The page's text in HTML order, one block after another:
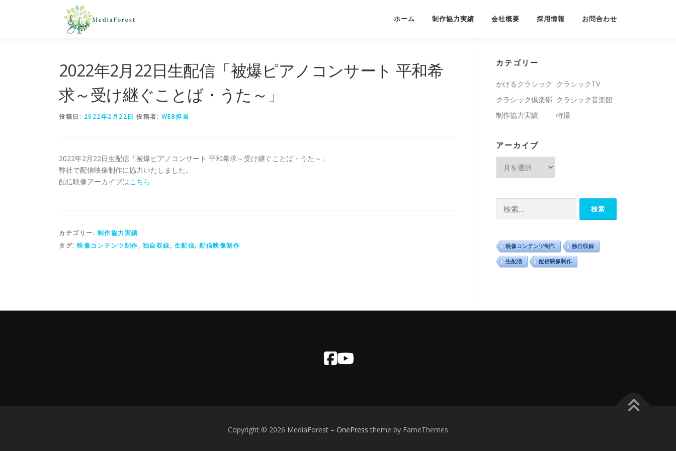
ン
ホーム 制作協力実績 会社概要 採用情報 お問合わせ
2022年2月22日生配信「被爆ピアノコンサート 平和希
求～受け継ぐことば・うた～」
投稿日: 2022年2月22日 投稿者: WEB担当
2022年2月22日生配信「被爆ピアノコンサート 平和希求～受け継ぐことば・うた～」
弊社で配信映像制作に協力いたしました。
配信映像アーカイブはこちら
カテゴリー: 制作協力実績
タグ: 映像コンテンツ制作, 独自収録, 生配信, 配信映像制作
カテゴリー
かけるクラシック クラシックTV
クラシック倶楽部 クラシック音楽館
制作協力実績
特撮
アーカイブ
イ
映像コンテンツ制作 独自収録
生配信 配信映像制作
Copyright © 2026 MediaForest – OnePress theme by FameThemes